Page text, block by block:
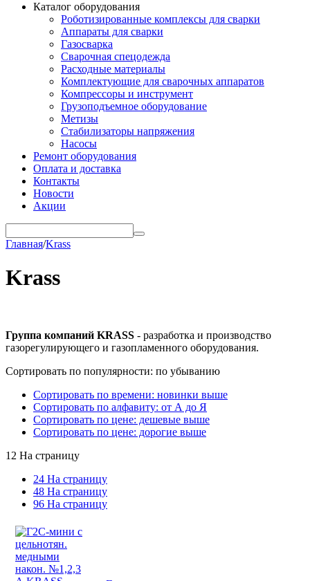
Каталог оборудования
Роботизированные комплексы для сварки
Аппараты для сварки
Газосварка
Сварочная спецодежда
Расходные материалы
Комплектующие для сварочных аппаратов
Компрессоры и инструмент
Грузоподъемное оборудование
Метизы
Стабилизаторы напряжения
Насосы
Ремонт оборудования
Оплата и доставка
Контакты
Новости
Акции
Главная/Krass
Krass
Группа компаний KRASS - разработка и производство
газорегулирующего и газопламенного оборудования.
Сортировать по популярности: по убыванию
Сортировать по времени: новинки выше
Сортировать по алфавиту: от А до Я
Сортировать по цене: дешевые выше
Сортировать по цене: дорогие выше
12 На страницу
24 На страницу
48 На страницу
96 На страницу